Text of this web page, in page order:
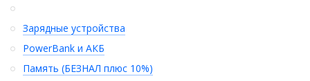
Зарядные устройства
PowerBank и АКБ
Память (БЕЗНАЛ плюс 10%)